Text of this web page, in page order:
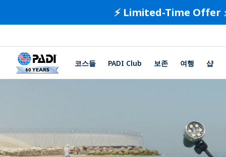
⚡️ Limited-Time Offer
코스들 PADI Club 보존 여행 샵